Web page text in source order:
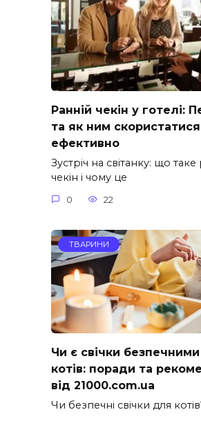
Ранній чекін у готелі:
та як ним скористатися
ефективно
Зустріч на світанку: що таке
чекін і чому це
0 22
ТВАРИНИ
Чи є свічки
котів: поради та
від 21000.com.ua
Чи безпечні свічки для